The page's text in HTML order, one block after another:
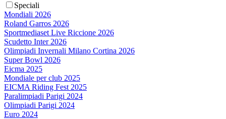
Speciali
Mondiali 2026
Roland Garros 2026
Sportmediaset Live Riccione 2026
Scudetto Inter 2026
Olimpiadi Invernali Milano Cortina 2026
Super Bowl 2026
Eicma 2025
Mondiale per club 2025
EICMA Riding Fest 2025
Paralimpiadi Parigi 2024
Olimpiadi Parigi 2024
Euro 2024